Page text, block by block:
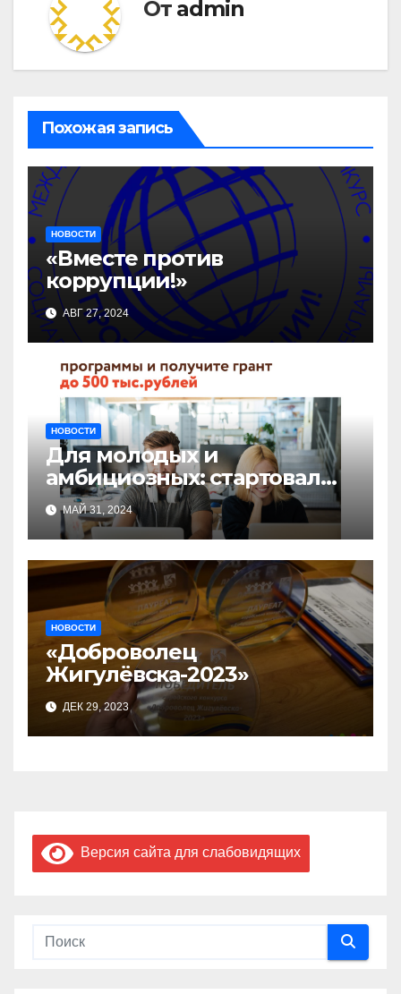
От admin
Похожая запись
НОВОСТИ
«Вместе против
коррупции!»
АВГ 27, 2024
НОВОСТИ
Для молодых и
амбициозных: стартовал
прием заявок на участие в
бизнес-акселераторе «Ты
предприниматель»
МАЙ 31, 2024
НОВОСТИ
«Доброволец
Жигулёвска-2023»
ДЕК 29, 2023
Версия сайта для слабовидящих